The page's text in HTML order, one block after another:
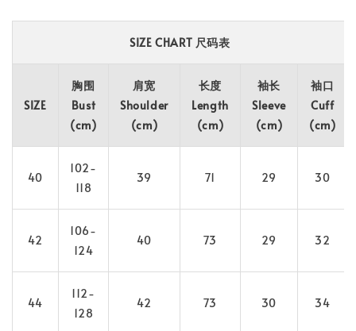
SIZE CHART 尺码表
SIZE
胸围
Bust
(cm)
肩宽
Shoulder
(cm)
长度
Length
(cm)
袖长
Sleeve
(cm)
袖口
Cuff
(cm)
40
102-
118
39 71 29 30
42
106-
124
40 73 29 32
44
112-
128
42 73 30 34